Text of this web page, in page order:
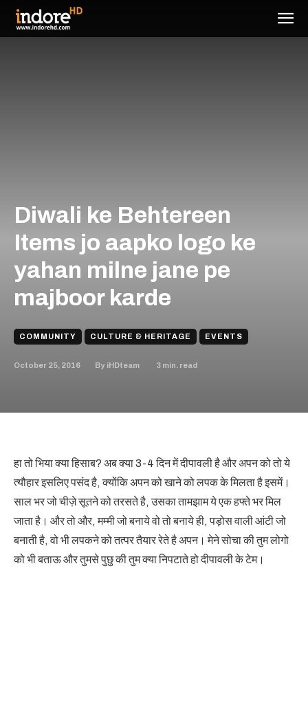
Diwali ke Behtereen
Items jo aapko logo ke
yahan milne jane pe
majboor karde
COMMUNITY CULTURE & HERITAGE EVENTS
October 25, 2016 By iHDteam 3 min. read
हा तो भिया क्या हिसाब? अब क्या 3-4 दिन में दीपावली है और अपन को तो ये
त्यौहार इसलिए पसंद है, क्योंकि अपन को खाने को लपक के मिलता है इसमें।
साल भर जो चीज़े सूतने को तरसते है, उसका तामझाम ये एक हफ्ते भर मिल
जाता है। और तो और, मम्मी जो बनाये वो तो बनाये ही, पड़ोस वाली आंटी जो
बनाती है, वो भी लपकने को तत्पर तैयार रेते है अपन। मेने सोचा की तुम लोगो
को भी बताऊ और तुमसे पुछु की तुम क्या निपटाते हो दीपावली के टेम।